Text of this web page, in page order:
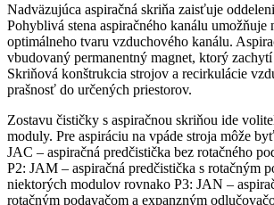
Nadväzujúca aspiračná skriňa zaisťuje
Pohyblivá stena aspiračného kanálu umožňuje
optimálneho tvaru vzduchového kanálu.
vbudovaný permanentný magnet, ktorý
Skriňová konštrukcia strojov a recirkulácie
prašnosť do určených priestorov.
Zostavu čističky s aspiračnou skriňou ide
moduly. Pre aspiráciu na vpáde stroja môže
JAC – aspiračná predčistička bez rotačného
P2: JAM – aspiračná predčistička s rotačným
niektorých modulov rovnako P3: JAN –
rotačným podavačom a expanzným